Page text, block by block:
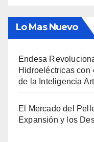
Lo Mas Nuevo
Endesa
Hidroeléctricas con
de la Inteligencia
El Mercado del
Expansión y los